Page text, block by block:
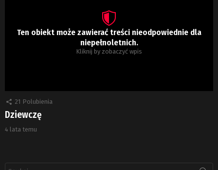
Ten obiekt może zawierać treści nieodpowiednie dla
niepełnoletnich.
Kliknij by zobaczyć wpis
21 Polubienia
Dziewczę
4 lata temu